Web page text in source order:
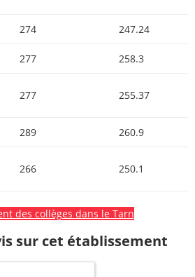
274 247.24
277 258.3
277 255.37
289 260.9
266 250.1
des collèges dans le Tarn
sur cet établissement